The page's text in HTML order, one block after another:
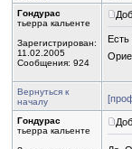
Гондурас
тьерра кальенте
Зарегистрирован:
11.02.2005
Сообщения: 924
Есть
Вернуться к
началу
Гондурас
тьерра кальенте